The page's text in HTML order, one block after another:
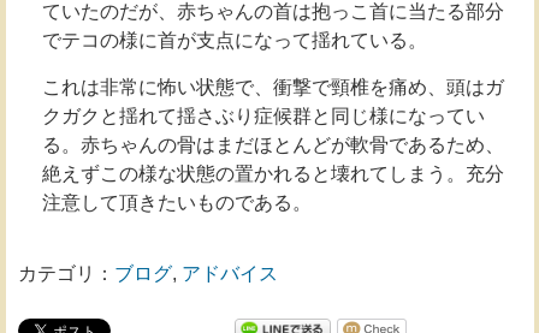
ていたのだが、赤ちゃんの首は抱っこ首に当たる部分
でテコの様に首が支点になって揺れている。
これは非常に怖い状態で、衝撃で頸椎を痛め、頭はガ
クガクと揺れて揺さぶり症候群と同じ様になってい
る。赤ちゃんの骨はまだほとんどが軟骨であるため、
絶えずこの様な状態の置かれると壊れてしまう。充分
注意して頂きたいものである。
カテゴリ： ブログ, アドバイス